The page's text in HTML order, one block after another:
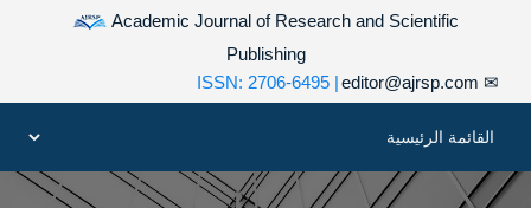
Academic Journal of Research and Scientific
Publishing
✉